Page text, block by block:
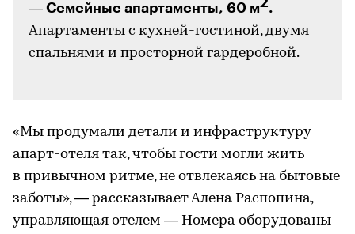
— Семейные апартаменты, 60 м .
Апартаменты с кухней-гостиной, двумя
спальнями и просторной гардеробной.
«Мы продумали детали и инфраструктуру
апарт-отеля так, чтобы гости могли жить
в привычном ритме, не отвлекаясь на бытовые
заботы», — рассказывает Алена Распопина,
управляющая отелем — Номера оборудованы